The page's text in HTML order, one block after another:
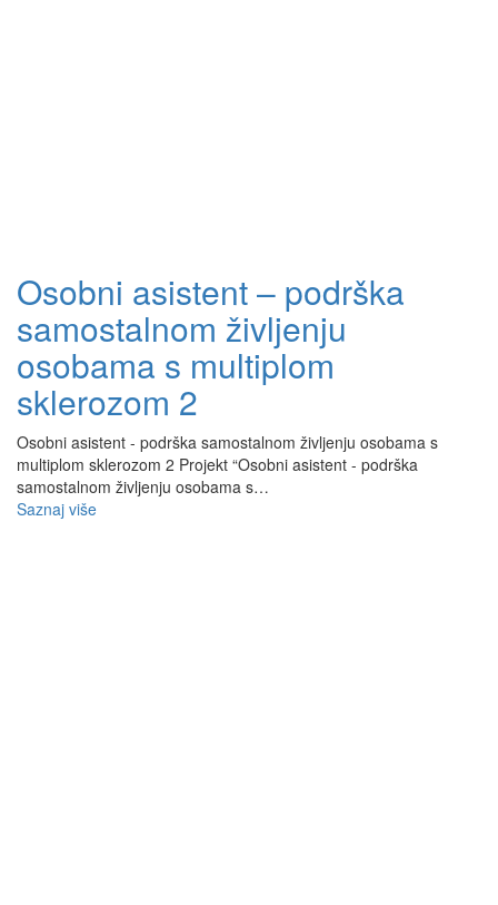
Osobni asistent – podrška
samostalnom življenju
osobama s multiplom
sklerozom 2
Osobni asistent - podrška samostalnom življenju osobama s
multiplom sklerozom 2 Projekt “Osobni asistent - podrška
samostalnom življenju osobama s…
Saznaj više